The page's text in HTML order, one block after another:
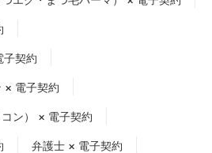
子契約
× 電子契約
ン） × 電子契約
弁護士 × 電子契約